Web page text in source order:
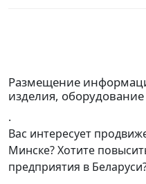
Размещение
изделия,
.
Вас интересует
Минске? Хотите
предприятия в